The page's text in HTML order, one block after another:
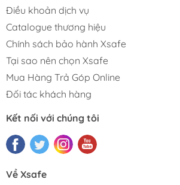
Điều khoản dịch vụ
Catalogue thương hiệu
Chính sách bảo hành Xsafe
Tại sao nên chọn Xsafe
Mua Hàng Trả Góp Online
Đối tác khách hàng
Kết nối với chúng tôi
Về Xsafe